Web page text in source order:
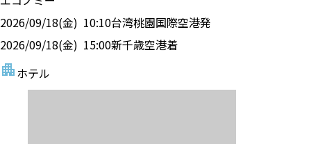
2026/09/18(金) 10:10台湾桃園国際空港発
2026/09/18(金) 15:00新千歳空港着
ホテル